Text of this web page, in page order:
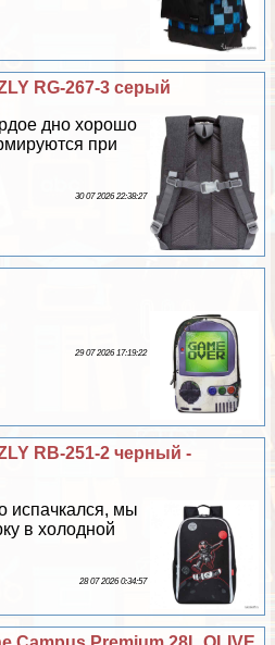
RG-267-3 серый
дно хорошо
при
30 07 2026 22:38:27
29 07 2026 17:19:22
RB-251-2 черный -
испачкался, мы
в холодной
28 07 2026 0:34:57